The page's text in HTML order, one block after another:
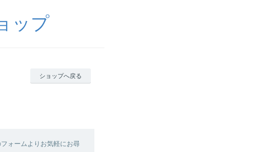
ップ
ショップへ戻る
ォームよりお気軽にお尋